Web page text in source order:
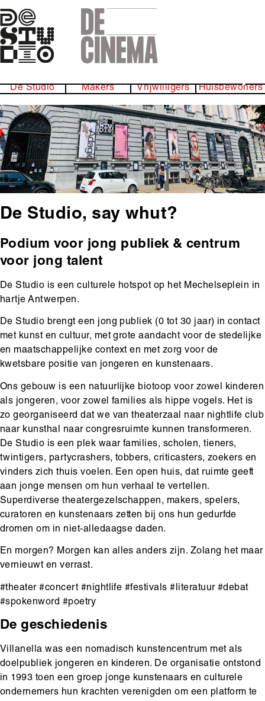
Skip
to
main
navigation
Subheader
over
ons
De Studio Makers Vrijwilligers Huisbewoners
De Studio, say whut?
Hoofdinhoud
Podium voor jong publiek & centrum
voor jong talent
De Studio is een culturele hotspot op het Mechelseplein in
hartje Antwerpen.
De Studio brengt een jong publiek (0 tot 30 jaar) in contact
met kunst en cultuur, met grote aandacht voor de stedelijke
en maatschappelijke context en met zorgvoor de
kwetsbare positie van jongeren en kunstenaars.
Ons gebouw is een natuurlijke biotoop voor zowel kinderen
als jongeren, voor zowel families als hippe vogels. Het is
zo georganiseerd dat we van theaterzaal naar nightlife club
naar kunsthal naar congresruimte kunnen transformeren.
De Studio is een plek waar families, scholen, tieners,
twintigers, partycrashers, tobbers, criticasters, zoekers en
vinders zich thuis voelen. Een open huis, dat ruimte geeft
aan jonge mensen om hun verhaal te vertellen.
Superdiverse theatergezelschappen, makers, spelers,
curatoren en kunstenaars zetten bij ons hun gedurfde
dromen om in niet-alledaagse daden.
En morgen? Morgen kan alles anders zijn. Zolang het maar
vernieuwt en verrast.
#theater #concert #nightlife #festivals #literatuur #debat
#spokenword #poetry
De geschiedenis
Villanella was een nomadisch kunstencentrum met als
doelpubliek jongeren en kinderen. De organisatie ontstond
in 1993 toen een groep jonge kunstenaars en culturele
ondernemers hun krachten verenigden om een platform te